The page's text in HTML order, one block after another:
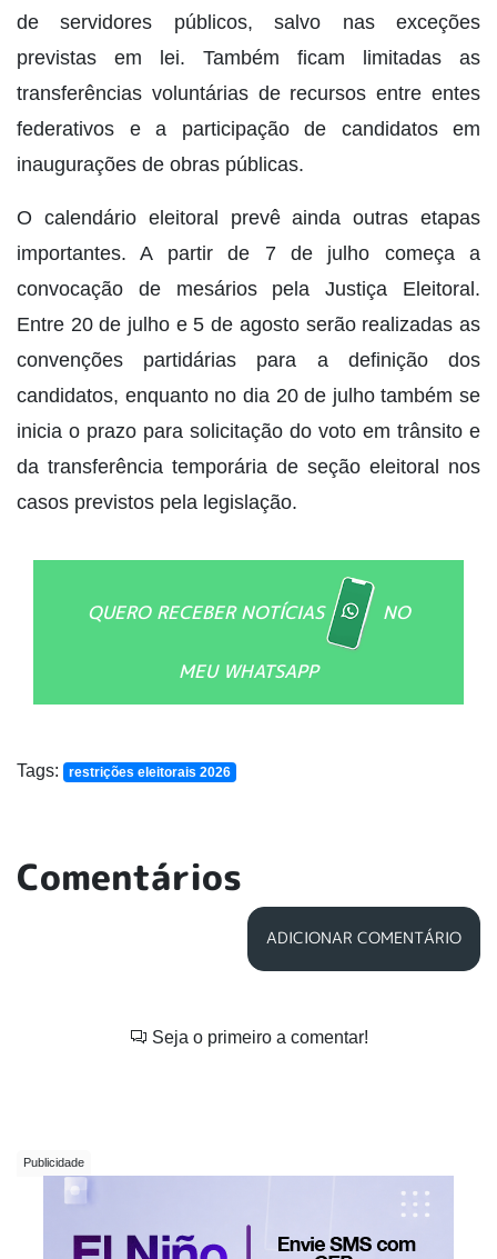
de servidores públicos, salvo nas exceções
previstas em lei. Também ficam limitadas as
transferências voluntárias de recursos entre entes
federativos e a participação de candidatos em
inaugurações de obras públicas.
O calendário eleitoral prevê ainda outras etapas
importantes. A partir de 7 de julho começa a
convocação de mesários pela Justiça Eleitoral.
Entre 20 de julho e 5 de agosto serão realizadas as
convenções partidárias para a definição dos
candidatos, enquanto no dia 20 de julho também se
inicia o prazo para solicitação do voto em trânsito e
da transferência temporária de seção eleitoral nos
casos previstos pela legislação.
QUERO RECEBER NOTÍCIAS NO
MEU WHATSAPP
Tags: restrições eleitorais 2026
Comentários
ADICIONAR COMENTÁRIO
Seja o primeiro a comentar!